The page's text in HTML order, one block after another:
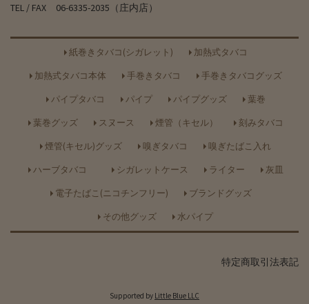
TEL / FAX 06-6335-2035（庄内店）
紙巻きタバコ(シガレット)
加熱式タバコ
加熱式タバコ本体
手巻きタバコ
手巻きタバコグッズ
パイプタバコ
パイプ パイプグッズ
葉巻
葉巻グッズ
スヌース 煙管（キセル）
刻みタバコ
煙管(キセル)グッズ
嗅ぎタバコ
嗅ぎたばこ入れ
ハーブタバコ
シガレットケース ライター
灰皿
電子たばこ(ニコチンフリー)
ブランドグッズ
その他グッズ
水パイプ
特定商取引法表記
Supported by Little Blue LLC